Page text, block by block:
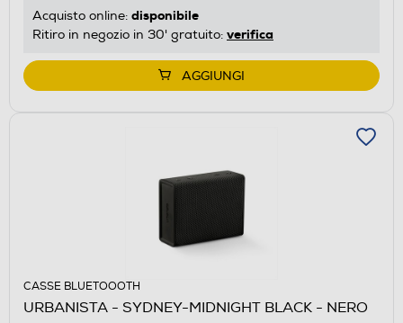
Acquisto online: disponibile
Ritiro in negozio in 30' gratuito: verifica
AGGIUNGI
CASSE BLUETOOOTH
URBANISTA - SYDNEY-MIDNIGHT BLACK - NERO